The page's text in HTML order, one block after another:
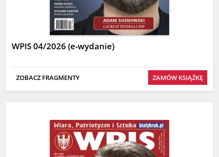
WPIS 04/2026 (e-wydanie)
ZOBACZ FRAGMENTY ZAMÓW KSIĄŻKĘ